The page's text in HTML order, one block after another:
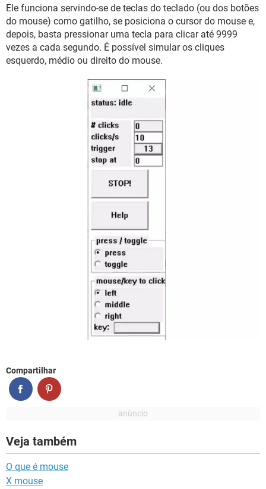
GUIA DE COMPRAS
Ele funciona servindo-se de teclas do teclado (ou dos botões
do mouse) como gatilho, se posiciona o cursor do mouse e,
depois, basta pressionar uma tecla para clicar até 9999
vezes a cada segundo. É possível simular os cliques
esquerdo, médio ou direito do mouse.
Compartilhar
Veja também
O que é mouse
X mouse